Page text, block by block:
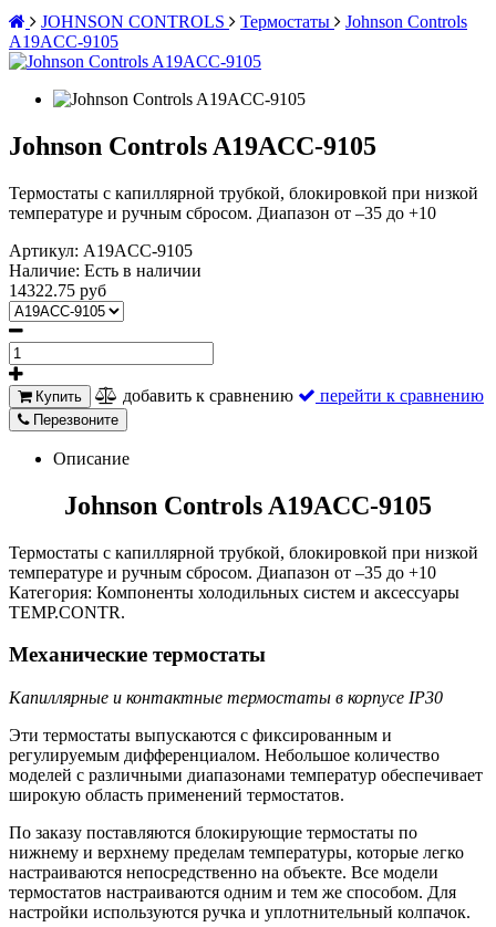
JOHNSON CONTROLS
Термостаты
Johnson Controls
A19ACC-9105
Johnson Controls A19ACC-9105
Термостаты с капиллярной трубкой, блокировкой при низкой
температуре и ручным сбросом. Диапазон от –35 до +10
Артикул: A19ACC-9105
Наличие: Есть в наличии
14322.75 руб
Купить добавить к сравнению перейти к сравнению
Перезвоните
Описание
Johnson Controls A19ACC-9105
Термостаты с капиллярной трубкой, блокировкой при низкой
температуре и ручным сбросом. Диапазон от –35 до +10
Категория: Компоненты холодильных систем и аксессуары
TEMP.CONTR.
Механические термостаты
Капиллярные и контактные термостаты в корпусе IP30
Эти термостаты выпускаются с фиксированным и
регулируемым дифференциалом. Небольшое количество
моделей с различными диапазонами температур обеспечивает
широкую область применений термостатов.
По заказу поставляются блокирующие термостаты по
нижнему и верхнему пределам температуры, которые легко
настраиваются непосредственно на объекте. Все модели
термостатов настраиваются одним и тем же способом. Для
настройки используются ручка и уплотнительный колпачок.